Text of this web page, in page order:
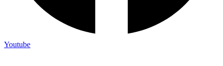
Youtube